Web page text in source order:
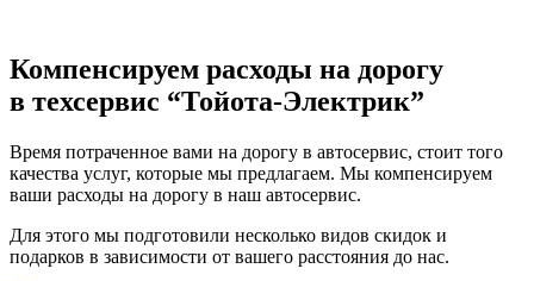
Компенсируем расходы на дорогу
в техсервис “Тойота-Электрик”
Время потраченное вами на дорогу в автосервис, стоит того
качества услуг, которые мы предлагаем. Мы компенсируем
ваши расходы на дорогу в наш автосервис.
Для этого мы подготовили несколько видов скидок и
подарков в зависимости от вашего расстояния до нас.